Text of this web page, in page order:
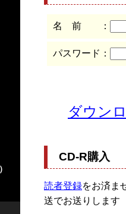
名 前 ：
パスワード：
ダウン
CD-R購入
読者登録をお済ま
送でお送りします